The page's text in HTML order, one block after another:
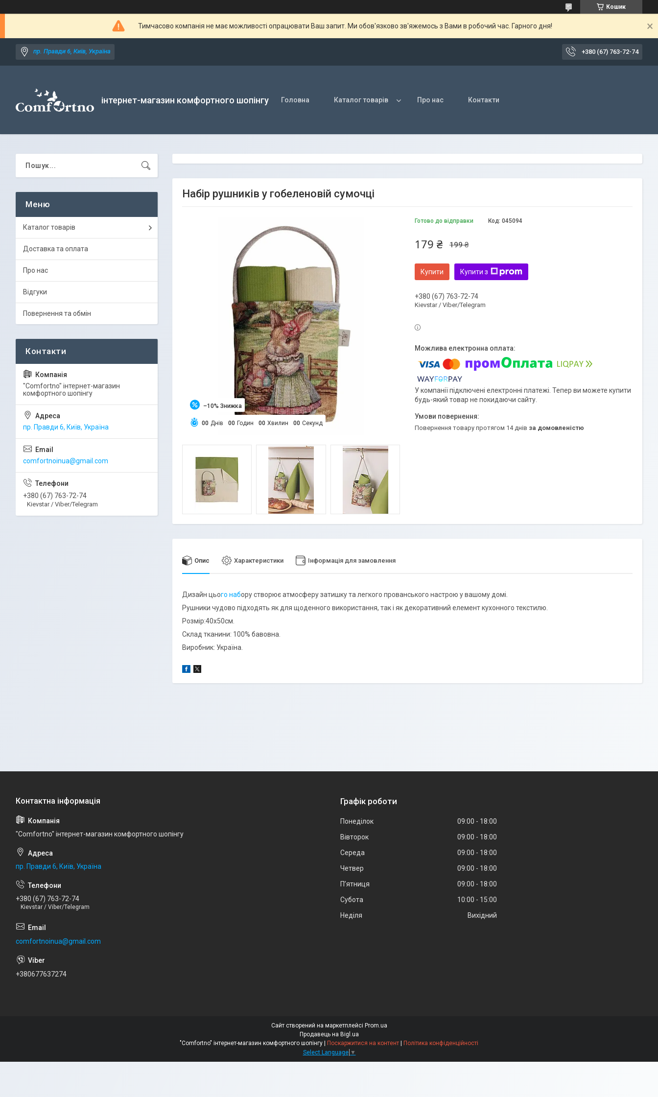
Кошик
Тимчасово компанія не має можливості опрацювати Ваш запит. Ми обов'язково зв'яжемось з Вами в робочий час. Гарного дня!
пр. Правди 6, Київ, Україна +380 (67) 763-72-74
інтернет-магазин комфортного шопінгу Головна Каталог товарів Про нас Контакти
Набір рушників у гобеленовій сумочці
–10%
00 Днів 00 Годин 00 Хвилин 00 Секунд
Готово до відправки Код: 045094
199 ₴
179 ₴
Купити Купити з
+380 (67) 763-72-74
Kievstar / Viber/Telegram
У компанії підключені електронні платежі. Тепер ви можете купити
будь-який товар не покидаючи сайту.
повернення товару протягом 14 днів за домовленістю
Опис Характеристики Інформація для замовлення
Дизайн цього набору створює атмосферу затишку та легкого прованського настрою у вашому домі.
Рушники чудово підходять як для щоденного використання, так і як декоративний елемент кухонного текстилю.
Розмір:40х50см.
Склад тканини: 100% бавовна.
Виробник: Україна.
Каталог товарів
Доставка та оплата
Про нас
Відгуки
Повернення та обмін
"Comfortno" інтернет-магазин
комфортного шопінгу
пр. Правди 6, Київ, Україна
comfortnoinua@gmail.com
+380 (67) 763-72-74
Kievstar / Viber/Telegram
"Comfortno" інтернет-магазин комфортного шопінгу
пр. Правди 6, Київ, Україна
+380 (67) 763-72-74
Kievstar / Viber/Telegram
comfortnoinua@gmail.com
+380677637274
Графік роботи
Понеділок 09:00
18:00
Вівторок
09:00
18:00
Середа
09:00
18:00
Четвер
09:00
18:00
Пʼятниця
09:00
18:00
Субота
10:00
15:00
Неділя
Вихідний
Сайт створений на маркетплейсі Prom.ua
Продавець на Bigl.ua
Поскаржитися на контент
Політика конфіденційності
Select Language ▼